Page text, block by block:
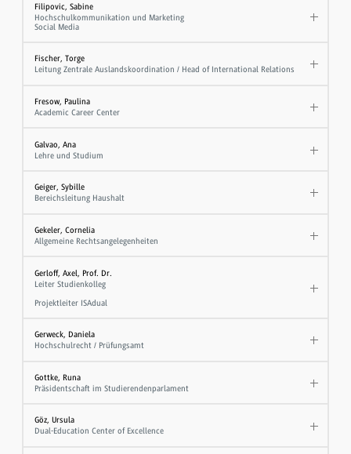
Filipovic, Sabine
Hochschulkommunikation und Marketing
Social Media
Fischer, Torge
Leitung Zentrale Auslandskoordination / Head of International Relations
Fresow, Paulina
Academic Career Center
Galvao, Ana
Lehre und Studium
Geiger, Sybille
Bereichsleitung Haushalt
Gekeler, Cornelia
Allgemeine Rechtsangelegenheiten
Gerloff, Axel, Prof. Dr.
Leiter Studienkolleg
Projektleiter ISAdual
Gerweck, Daniela
Hochschulrecht / Prüfungsamt
Gottke, Runa
Präsidentschaft im Studierendenparlament
Göz, Ursula
Dual-Education Center of Excellence